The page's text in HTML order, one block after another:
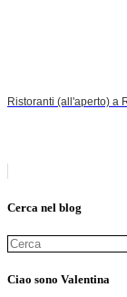
Ristoranti (all'aperto) a
Cerca nel blog
Ciao sono Valentina